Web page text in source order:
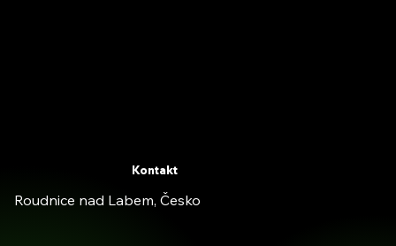
Kontakt
Roudnice nad Labem, Česko